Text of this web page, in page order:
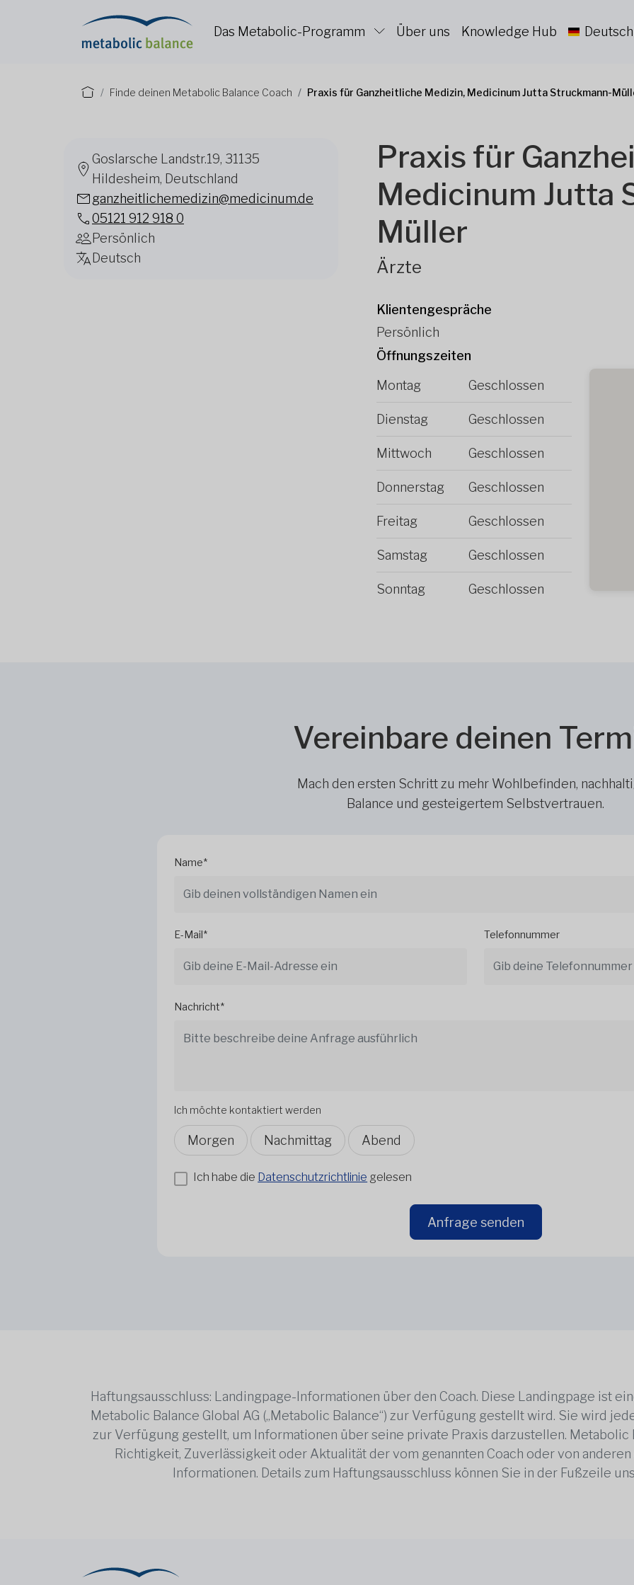
Das Metabolic-Programm Über uns Knowledge Hub
Finde deinen Metabolic Balance Coach Praxis für Ganzheitliche Medizin, Medicinum Jutta Struckmann-
Goslarsche Landstr.19, 31135
Hildesheim, Deutschland
ganzheitlichemedizin@medicinum.de
05121 912 918 0
Persönlich
Deutsch
Praxis für
Medicinum Jutta
Müller
Ärzte
Klientengespräche
Persönlich
Öffnungszeiten
Montag
Geschlossen
Dienstag Geschlossen
Mittwoch Geschlossen
Donnerstag Geschlossen
Freitag Geschlossen
Samstag Geschlossen
Sonntag Geschlossen
Vereinbare deinen
Mach den ersten Schritt zu mehr Wohlbefinden,
Balance und gesteigertem Selbstvertrauen.
Name*
E-Mail* Telefonnummer
Nachricht*
Ich möchte kontaktiert werden
Morgen Nachmittag Abend
Ich habe die Datenschutzrichtlinie gelesen
Anfrage senden
Haftungsausschluss: Landingpage-Informationen über den Coach. Diese Landingpage ist
Metabolic Balance Global AG („Metabolic Balance“) zur Verfügung gestellt wird. Sie wird
zur Verfügung gestellt, um Informationen über seine private Praxis darzustellen.
Richtigkeit, Zuverlässigkeit oder Aktualität der vom genannten Coach oder von
Informationen. Details zum Haftungsausschluss können Sie in der Fußzeile